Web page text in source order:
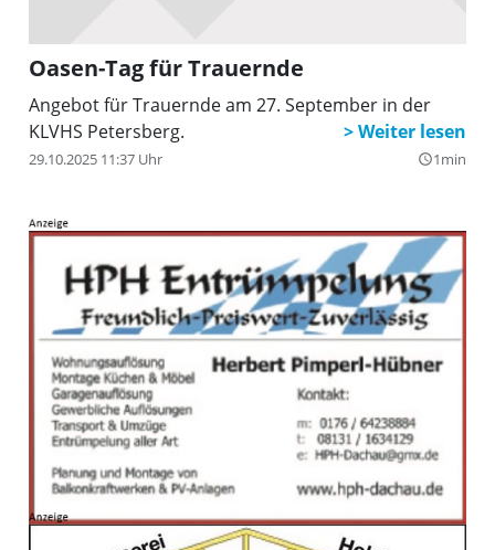
Oasen-Tag für Trauernde
Angebot für Trauernde am 27. September in der
KLVHS Petersberg.
29.10.2025 11:37 Uhr query_builder1min